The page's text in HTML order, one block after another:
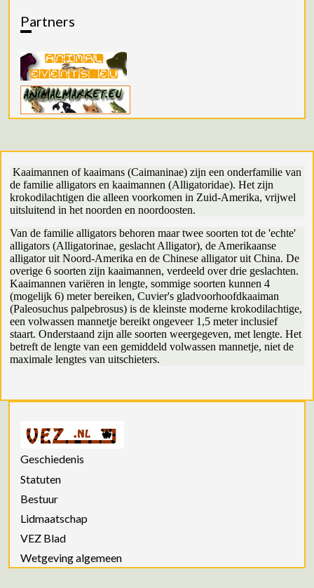
Partners
Kaaimannen of kaaimans (Caimaninae) zijn een onderfamilie van
de familie alligators en kaaimannen (Alligatoridae). Het zijn
krokodilachtigen die alleen voorkomen in Zuid-Amerika, vrijwel
uitsluitend in het noorden en noordoosten.
Van de familie alligators behoren maar twee soorten tot de 'echte'
alligators (Alligatorinae, geslacht Alligator), de Amerikaanse
alligator uit Noord-Amerika en de Chinese alligator uit China. De
overige 6 soorten zijn kaaimannen, verdeeld over drie geslachten.
Kaaimannen variëren in lengte, sommige soorten kunnen 4
(mogelijk 6) meter bereiken, Cuvier's gladvoorhoofdkaaiman
(Paleosuchus palpebrosus) is de kleinste moderne krokodilachtige,
een volwassen mannetje bereikt ongeveer 1,5 meter inclusief
staart. Onderstaand zijn alle soorten weergegeven, met lengte. Het
betreft de lengte van een gemiddeld volwassen mannetje, niet de
maximale lengtes van uitschieters.
Geschiedenis
Statuten
Bestuur
Lidmaatschap
VEZ Blad
Wetgeving algemeen